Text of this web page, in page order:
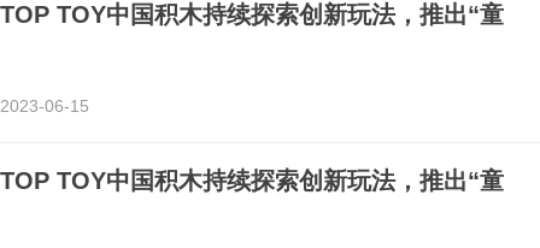
TOP TOY中国积木持续探索创新玩法，推出“童
2023-06-15
TOP TOY中国积木持续探索创新玩法，推出“童